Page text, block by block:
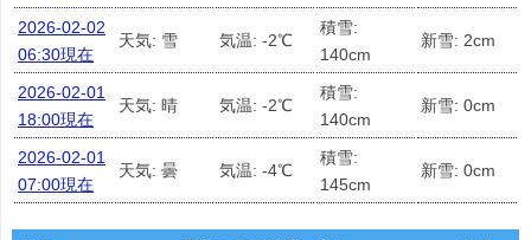
2026-02-02
06:30現在
天気: 雪 気温: -2℃
積雪:
140cm
新雪: 2cm
2026-02-01
18:00現在
天気: 晴 気温: -2℃
積雪:
140cm
新雪: 0cm
2026-02-01
07:00現在
天気: 曇 気温: -4℃
積雪:
145cm
新雪: 0cm